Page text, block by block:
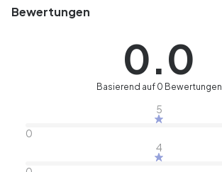
Bewertungen
0.0
Basierend auf 0 Bewertungen
5
0
4